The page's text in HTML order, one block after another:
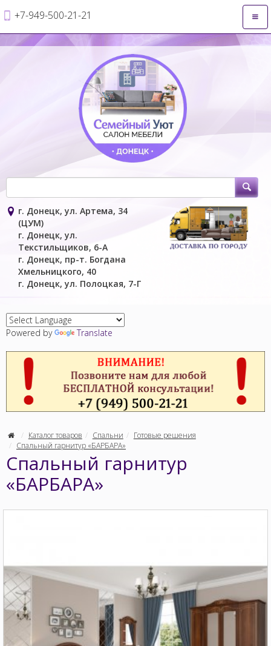
+7-949-500-21-21
г. Донецк, ул. Артема, 34
(ЦУМ)
г. Донецк, ул.
Текстильщиков, 6-А
г. Донецк, пр-т. Богдана
Хмельницкого, 40
г. Донецк, ул. Полоцкая, 7-Г
Powered by Translate
Каталог товаров Спальни
Готовые решения
Спальный гарнитур « БАРБАРА»
Спальный гарнитур
« БАРБАРА»